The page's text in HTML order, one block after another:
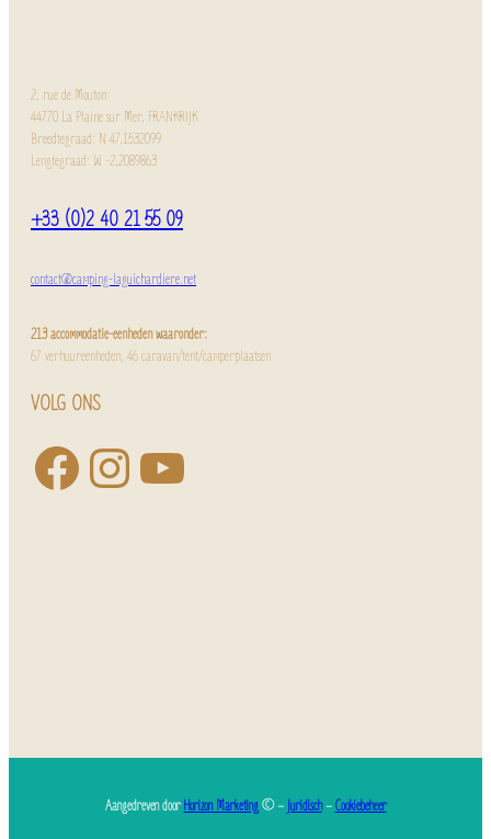
2, rue de Mouton
44770 La Plaine sur Mer, FRANKRIJK
Breedtegraad: N 47,1532099
Lengtegraad: W -2,2089863
+33 (0)2 40 21 55 09
contact@camping-laguichardiere.net
213 accommodatie-eenheden waaronder:
67 verhuureenheden, 46 caravan/tent/camperplaatsen
VOLG ONS
Aangedreven doorHorizon Marketing© – Juridisch–Cookiebeheer